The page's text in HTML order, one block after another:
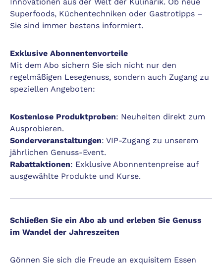
Superfoods, Küchentechniken oder Gastrotipps –
Sie sind immer bestens informiert.
Exklusive Abonnentenvorteile
Mit dem Abo sichern Sie sich nicht nur den
regelmäßigen Lesegenuss, sondern auch Zugang zu
speziellen Angeboten:
Kostenlose Produktproben: Neuheiten direkt zum
Ausprobieren.
Sonderveranstaltungen: VIP-Zugang zu unserem
jährlichen Genuss-Event.
Rabattaktionen: Exklusive Abonnentenpreise auf
ausgewählte Produkte und Kurse.
Schließen Sie ein Abo ab und erleben Sie Genuss
im Wandel der Jahreszeiten
Gönnen Sie sich die Freude an exquisitem Essen